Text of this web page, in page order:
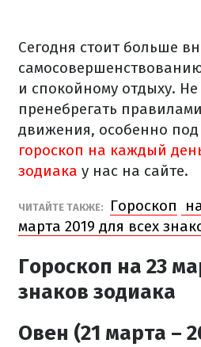
Сегодня стоит больше
и спокойному отдыху. Не
пренебрегать
движения, особенно под
гороскоп на каждый
зодиака у нас на сайте.
ЧИТАЙТЕ ТАКЖЕ: Гороскоп
марта 2019 для всех
Гороскоп на 23
знаков зодиака
Овен (21 марта –